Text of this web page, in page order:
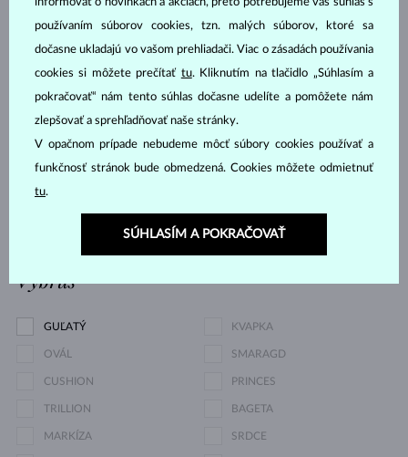
RHODOLIT SPINEL
TANZANIT TOPÁS
TURMALÍN RUŽOVÝ TURMALÍN ZELENÝ
Cena
Výbrus
GUĽATÝ KVAPKA
OVÁL SMARAGD
CUSHION PRINCES
TRILLION BAGETA
MARKÍZA SRDCE
používaním súborov cookies, tzn. malých súborov, ktoré sa
dočasne ukladajú vo vašom prehliadači. Viac o zásadách používania
cookies si môžete prečítať tu. Kliknutím na tlačidlo „Súhlasím a
pokračovať“ nám tento súhlas dočasne udelíte a pomôžete nám
zlepšovať a sprehľadňovať naše stránky.
V opačnom prípade nebudeme môcť súbory cookies používať a
funkčnosť stránok bude obmedzená. Cookies môžete odmietnuť
tu.
SÚHLASÍM A POKRAČOVAŤ